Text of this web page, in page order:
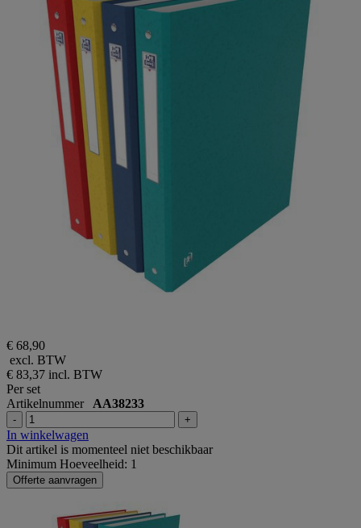
€ 68,90
excl. BTW
€ 83,37 incl. BTW
Per set
Artikelnummer AA38233
- +
In winkelwagen
Dit artikel is momenteel niet beschikbaar
Minimum Hoeveelheid: 1
Offerte aanvragen